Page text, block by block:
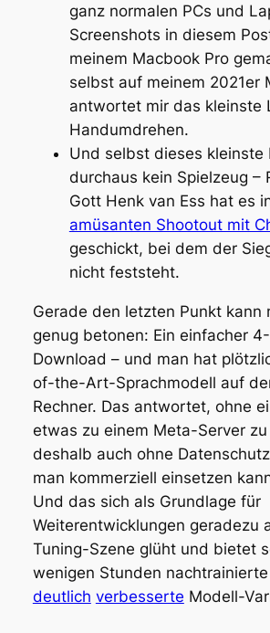
ganz normalen PCs und
Screenshots in diesem
meinem Macbook Pro
selbst auf meinem 2021er
antwortet mir das kleinste
Handumdrehen.
Und selbst dieses kleinste
durchaus kein Spielzeug –
Gott Henk van Ess hat es
amüsanten Shootout mit
geschickt, bei dem der
nicht feststeht.
Gerade den letzten Punkt kann
genug betonen: Ein einfacher
Download – und man hat
of-the-Art-Sprachmodell auf
Rechner. Das antwortet, ohne
etwas zu einem Meta-Server
deshalb auch ohne
man kommerziell einsetzen
Und das sich als Grundlage für
Weiterentwicklungen geradezu
Tuning-Szene glüht und bietet
wenigen Stunden
deutlich verbesserte Modell-